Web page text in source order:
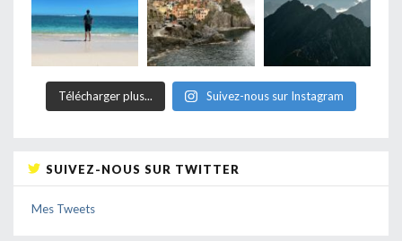
Télécharger plus... Suivez-nous sur Instagram
SUIVEZ-NOUS SUR TWITTER
Mes Tweets